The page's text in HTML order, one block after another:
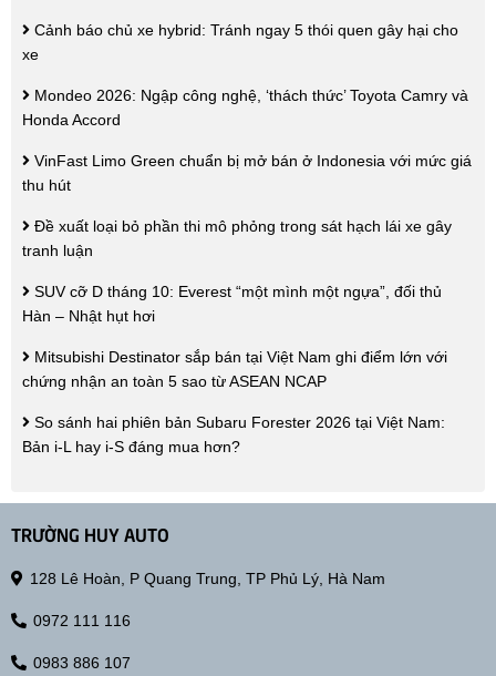
Cảnh báo chủ xe hybrid: Tránh ngay 5 thói quen gây hại cho
xe
Mondeo 2026: Ngập công nghệ, ‘thách thức’ Toyota Camry và
Honda Accord
VinFast Limo Green chuẩn bị mở bán ở Indonesia với mức giá
thu hút
Đề xuất loại bỏ phần thi mô phỏng trong sát hạch lái xe gây
tranh luận
SUV cỡ D tháng 10: Everest “một mình một ngựa”, đối thủ
Hàn – Nhật hụt hơi
Mitsubishi Destinator sắp bán tại Việt Nam ghi điểm lớn với
chứng nhận an toàn 5 sao từ ASEAN NCAP
So sánh hai phiên bản Subaru Forester 2026 tại Việt Nam:
Bản i‑L hay i‑S đáng mua hơn?
TRƯỜNG HUY AUTO
128 Lê Hoàn, P Quang Trung, TP Phủ Lý, Hà Nam
0972 111 116
0983 886 107